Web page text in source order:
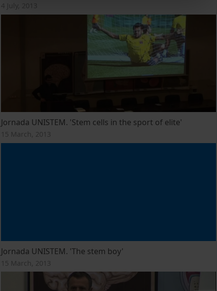
4 July, 2013
Jornada UNISTEM. 'Stem cells in the sport of elite'
15 March, 2013
Jornada UNISTEM. 'The stem boy'
15 March, 2013